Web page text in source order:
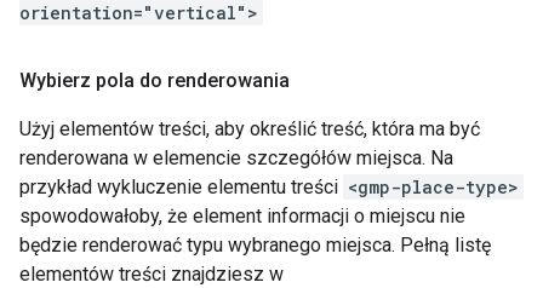
orientation="vertical">
Wybierz pola do renderowania
Użyj elementów treści, aby określić treść, która ma być
renderowana w elemencie szczegółów miejsca. Na
przykład wykluczenie elementu treści <gmp-place-type>
spowodowałoby, że element informacji o miejscu nie
będzie renderować typu wybranego miejsca. Pełną listę
elementów treści znajdziesz w